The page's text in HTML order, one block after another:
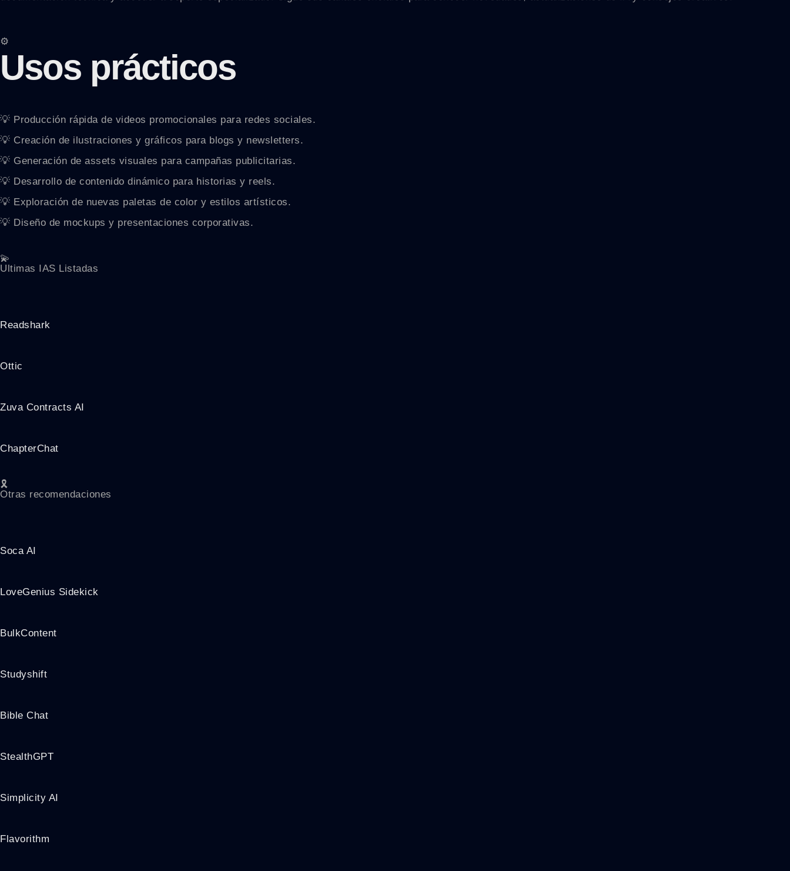
⚙️
Usos prácticos
💡 Producción rápida de videos promocionales para redes sociales.
💡 Creación de ilustraciones y gráficos para blogs y newsletters.
💡 Generación de assets visuales para campañas publicitarias.
💡 Desarrollo de contenido dinámico para historias y reels.
💡 Exploración de nuevas paletas de color y estilos artísticos.
💡 Diseño de mockups y presentaciones corporativas.
💫
Ultimas IAS Listadas
Readshark
Ottic
Zuva Contracts AI
ChapterChat
🎗️
Otras recomendaciones
Soca AI
LoveGenius Sidekick
BulkContent
Studyshift
Bible Chat
StealthGPT
Simplicity AI
Flavorithm